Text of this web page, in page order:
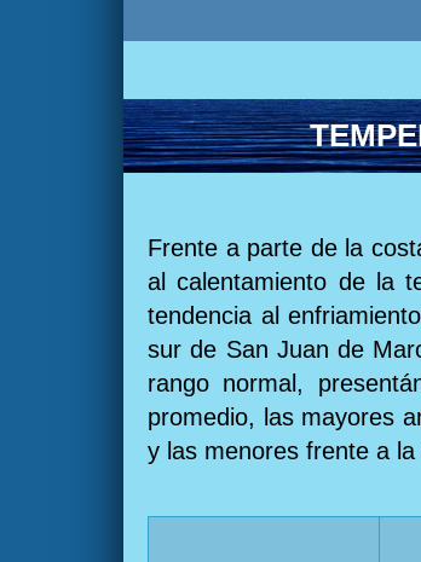
Frente a parte de la
al calentamiento de la
tendencia al
sur de San Juan de
rango normal,
promedio, las mayores
y las menores frente a